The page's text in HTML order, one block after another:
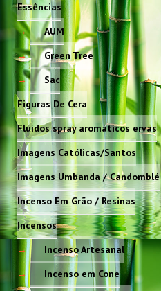
Essências
AUM
Green Tree
Sac
Figuras De Cera
Fluídos spray aromáticos ervas
Imagens Católicas/Santos
Imagens Umbanda / Candomblé
Incenso Em Grão / Resinas
Incensos
Incenso Artesanal
Incenso em Cone